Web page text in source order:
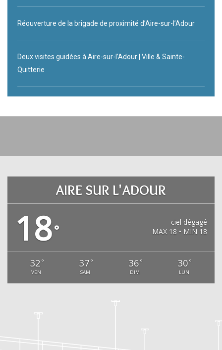
Réouverture de la brigade de proximité d’Aire-sur-l’Adour
Deux visites guidées à Aire-sur-l’Adour | Ville & Sainte-
Quitterie
AIRE SUR L'ADOUR
18°
ciel dégagé
MAX 18 • MIN 18
32 °
VEN
37 °
SAM
36 °
DIM
30 °
LUN